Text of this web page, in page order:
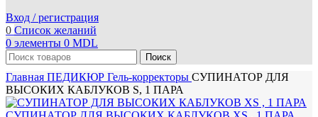
Вход / регистрация
0 Список желаний
0 элементы 0 MDL
Поиск
Главная ПЕДИКЮР Гель-корректоры СУПИНАТОР ДЛЯ
ВЫСОКИХ КАБЛУКОВ S, 1 ПАРА